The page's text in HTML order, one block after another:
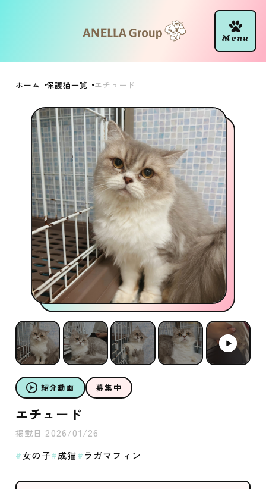
ホーム 保護猫一覧 エチュード
紹介動画 募集中
エチュード
掲載日 2026/01/26
女の子 成猫 ラガマフィン